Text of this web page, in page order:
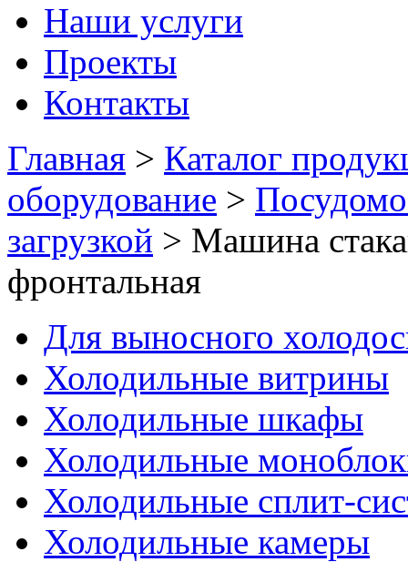
Наши услуги
Проекты
Контакты
Главная > Каталог
оборудование >
загрузкой > Машина
фронтальная
Для выносного
Холодильные витрины
Холодильные шкафы
Холодильные
Холодильные сплит-
Холодильные камеры